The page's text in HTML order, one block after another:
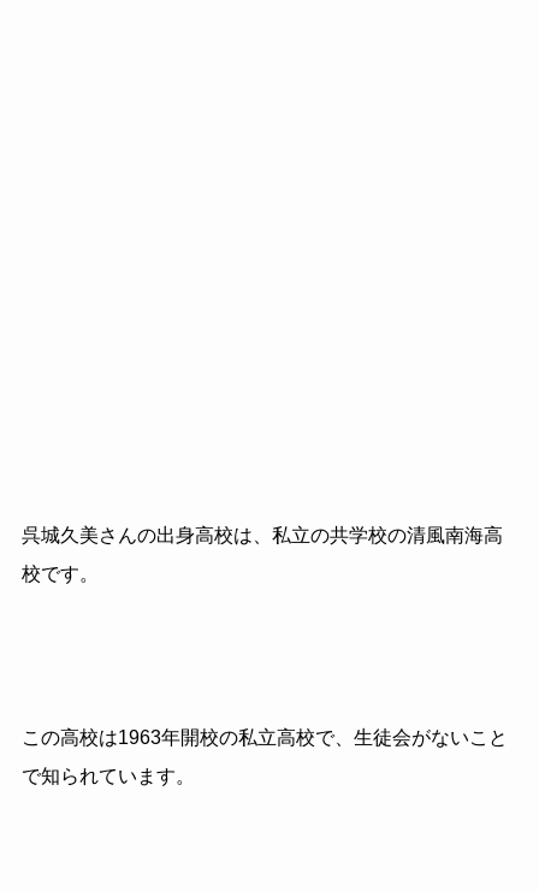
呉城久美さんの出身高校は、私立の共学校の清風南海高
校です。
この高校は1963年開校の私立高校で、生徒会がないこと
で知られています。